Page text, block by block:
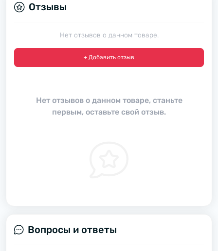
Отзывы
Нет отзывов о данном товаре.
+ Добавить отзыв
Нет отзывов о данном товаре, станьте
первым, оставьте свой отзыв.
Вопросы и ответы